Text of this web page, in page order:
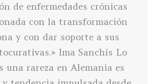
de enfermedades crónicas
con la transformación
y con dar soporte a sus
Ima Sanchís Lo
una rareza en Alemania es